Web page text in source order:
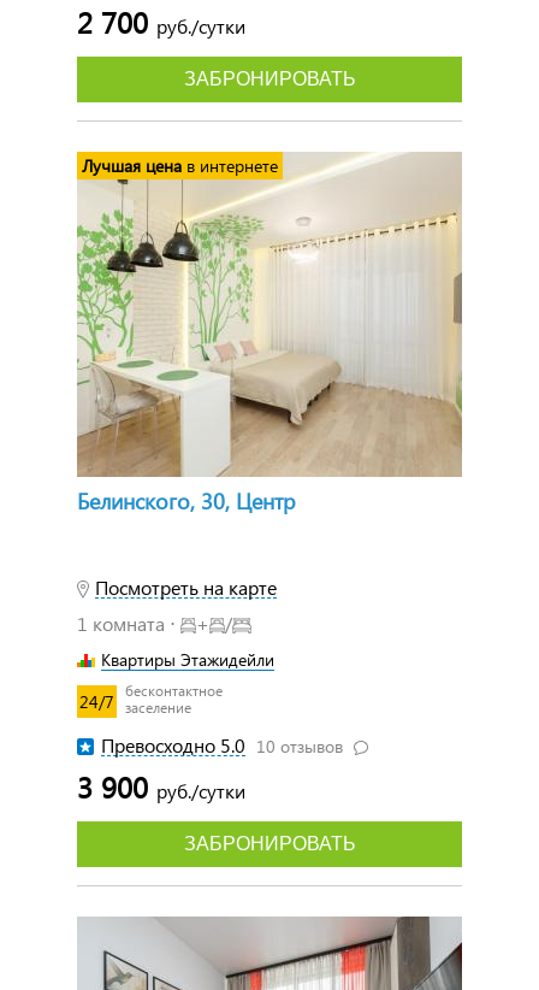
2 700 руб./сутки
ЗАБРОНИРОВАТЬ
Белинского, 30, Центр
Посмотреть на карте
1 комната ⋅
+ /
Квартиры Этажидейли
24/7
бесконтактное
заселение
Превосходно 5.0 10 отзывов
3 900 руб./сутки
Лучшая цена в интернете
ЗАБРОНИРОВАТЬ